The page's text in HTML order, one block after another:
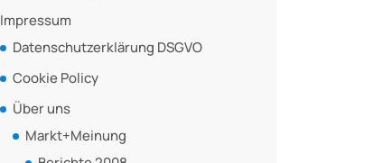
Impressum
Datenschutzerklärung DSGVO
Cookie Policy
Über uns
Markt+Meinung